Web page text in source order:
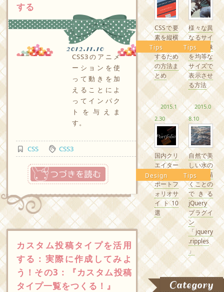
する
2012.11.10
CSS3のアニメ
ーションを使
って動きを加
えることによ
ってインパク
トを与えま
す。
CSS CSS3
つづきを読む
カスタム投稿タイプを活用
する：実際に作成してみよ
う！その3：『カスタム投稿
タイプ一覧をつくる！』
Tips
CSSで要
素を縦横
中央配置
するため
の方法ま
とめ
Tips
様々な異
なるサイ
ズの画像
を均等な
サイズで
表示させ
る方法
2015.1
2.30
Design
国内クリ
エイター
の素敵な
ポートフ
ォリオサ
イト10
選
2015.0
8.10
Tips
自然で美
しい水の
波紋を描
くことの
できる
jQuery
プラグイ
ン
「jquery
.ripples
」
Category